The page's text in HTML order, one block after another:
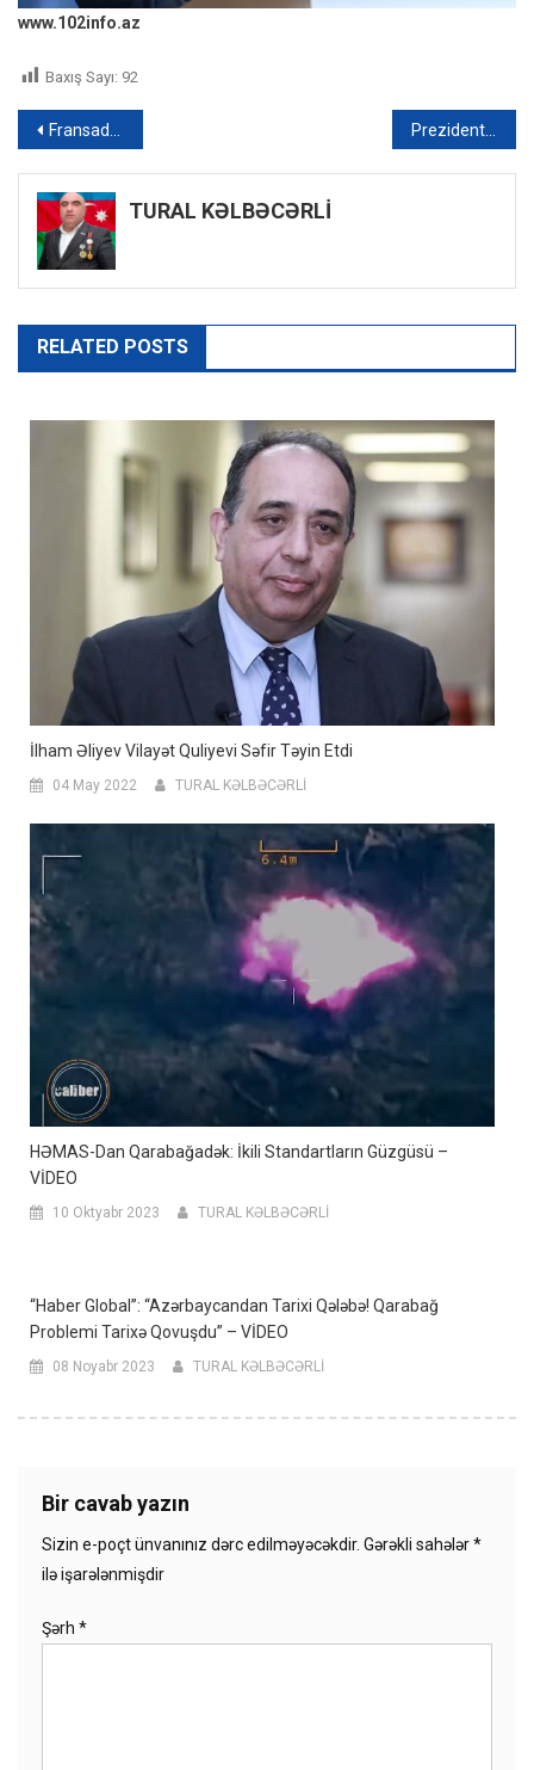
www.102info.az
Baxış Sayı: 92
Yazı
naviqasiyası
Fransada bomba xəbərdarlığı zənglərinə görə beş lisey bağlanıb Prezident: “Ağalı kəndinə həyat qayıdıb, orada sakinlər xoşbəxt yaşayırlar”
TURAL KƏLBƏCƏRLİ
RELATED POSTS
İlham Əliyev Vilayət Quliyevi Səfir Təyin Etdi
04 May 2022 TURAL KƏLBƏCƏRLİ
HƏMAS-Dan Qarabağadək: İkili Standartların Güzgüsü –
VİDEO
10 Oktyabr 2023 TURAL KƏLBƏCƏRLİ
“Haber Global”: “Azərbaycandan Tarixi Qələbə! Qarabağ
Problemi Tarixə Qovuşdu” – VİDEO
08 Noyabr 2023 TURAL KƏLBƏCƏRLİ
Bir cavab yazın
Sizin e-poçt ünvanınız dərc edilməyəcəkdir. Gərəkli sahələr*
ilə işarələnmişdir
Şərh *